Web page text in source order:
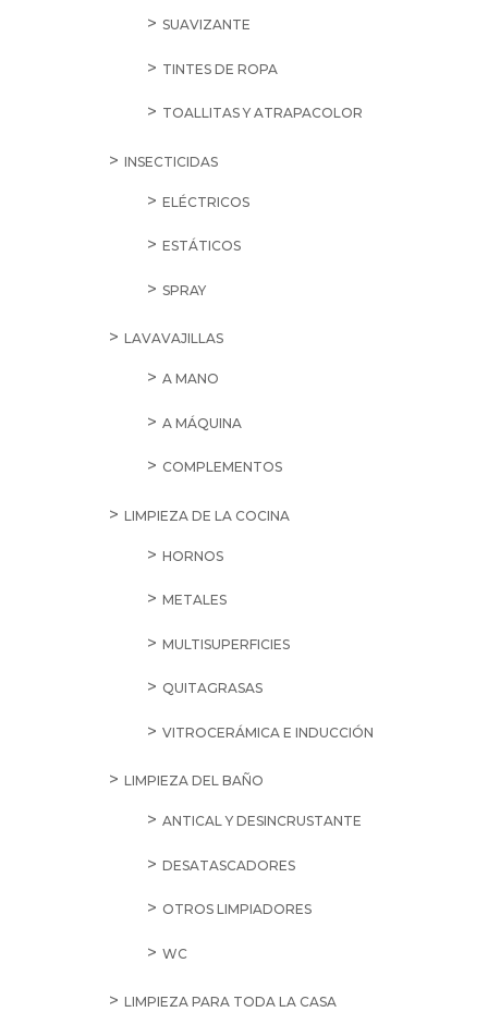
SUAVIZANTE
TINTES DE ROPA
TOALLITAS Y ATRAPACOLOR
INSECTICIDAS
ELÉCTRICOS
ESTÁTICOS
SPRAY
LAVAVAJILLAS
A MANO
A MÁQUINA
COMPLEMENTOS
LIMPIEZA DE LA COCINA
HORNOS
METALES
MULTISUPERFICIES
QUITAGRASAS
VITROCERÁMICA E INDUCCIÓN
LIMPIEZA DEL BAÑO
ANTICAL Y DESINCRUSTANTE
DESATASCADORES
OTROS LIMPIADORES
WC
LIMPIEZA PARA TODA LA CASA